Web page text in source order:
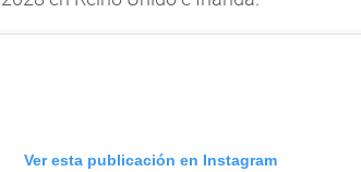
Ver esta publicación en Instagram